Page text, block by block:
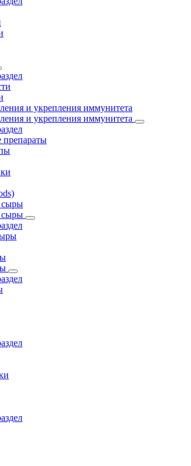
и укрепления иммунитета
и укрепления иммунитета
препараты
сыры
сыры